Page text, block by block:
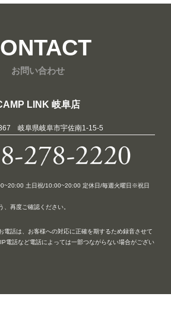
お問い合わせ
LINK 岐阜店
岐阜県岐阜市宇佐南1-15-5
土日祝/10:00~20:00 定休日/毎週火曜日※祝日
、再度ご確認ください。
電話は、お客様への対応に正確を期するため録音させて
電話など電話によっては一部つながらない場合がござい